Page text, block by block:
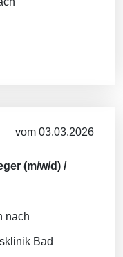
vom 03.03.2026
(m/w/d) /
nach
Bad